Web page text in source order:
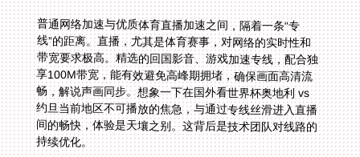
普通网络加速与优质体育直播加速之间，隔着一条“专
线”的距离。直播，尤其是体育赛事，对网络的实时性和
带宽要求极高。精选的回国影音、游戏加速专线，配合独
享100M带宽，能有效避免高峰期拥堵，确保画面高清流
畅，解说声画同步。想象一下在国外看世界杯奥地利 vs
约旦当前地区不可播放的焦急，与通过专线丝滑进入直播
间的畅快，体验是天壤之别。这背后是技术团队对线路的
持续优化。